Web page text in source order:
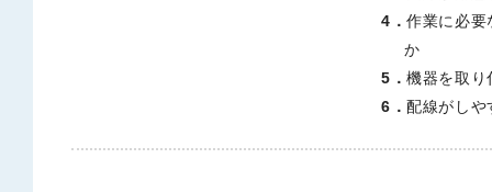
4．作業に必要
か
5．機器を取り
6．配線がしや